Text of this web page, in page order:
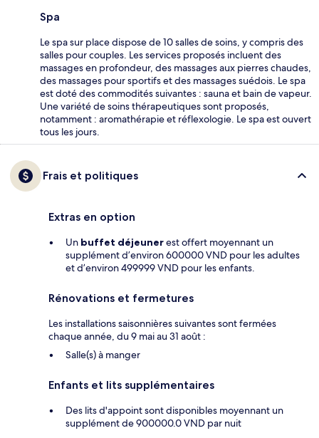
Spa
Le spa sur place dispose de 10 salles de soins, y compris des
salles pour couples. Les services proposés incluent des
massages en profondeur, des massages aux pierres chaudes,
des massages pour sportifs et des massages suédois. Le spa
est doté des commodités suivantes : sauna et bain de vapeur.
Une variété de soins thérapeutiques sont proposés,
notamment : aromathérapie et réflexologie. Le spa est ouvert
tous les jours.
Frais et politiques
Extras en option
Un buffet déjeunerest offert moyennant un
supplément d’environ 600000 VND pour les adultes
et d’environ 499999 VND pour les enfants.
Rénovations et fermetures
Les installations saisonnières suivantes sont fermées
chaque année, du 9 mai au 31 août :
Salle(s) à manger
Enfants et lits supplémentaires
Des lits d'appoint sont disponibles moyennant un
supplément de 900000.0 VND par nuit